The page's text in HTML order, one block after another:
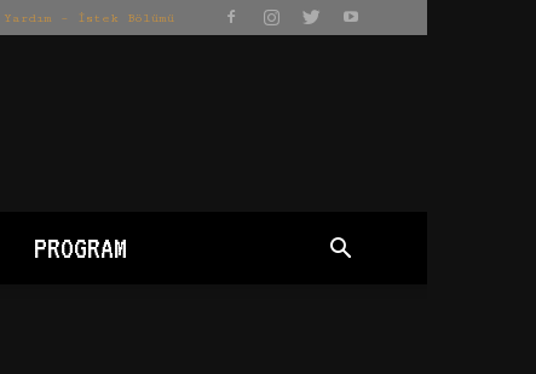
Yardım – İstek Bölümü
PROGRAM